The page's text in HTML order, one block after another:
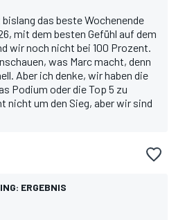
das beste Wochenende
mit dem besten Gefühl auf dem
wir noch nicht bei 100 Prozent.
was Marc macht, denn
Aber ich denke, wir haben die
Podium oder die Top 5 zu
nicht um den Sieg, aber wir sind
ERGEBNIS